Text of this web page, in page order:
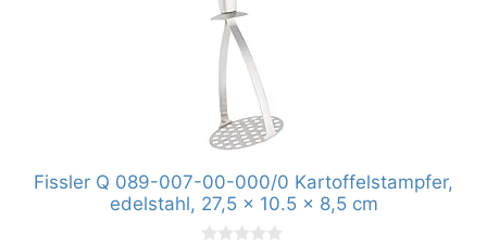
Fissler Q 089-007-00-000/0 Kartoffelstampfer,
edelstahl, 27,5 x 10.5 x 8,5 cm